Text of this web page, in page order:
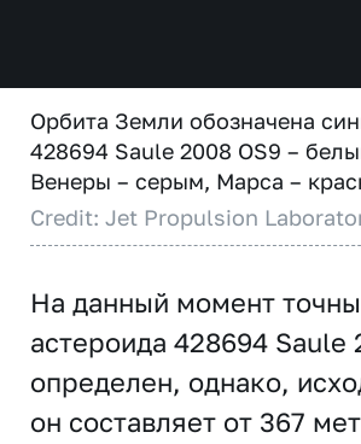
Орбита Земли обозначена
428694 Saule 2008 OS9 –
Венеры – серым, Марса –
Credit: Jet Propulsion
На данный момент
астероида 428694 Saule
определен, однако,
он составляет от 367